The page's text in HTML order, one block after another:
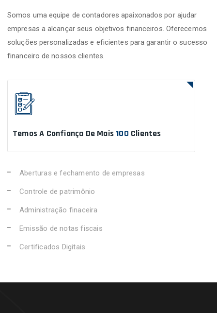
Somos uma equipe de contadores apaixonados por ajudar
empresas a alcançar seus objetivos financeiros. Oferecemos
soluções personalizadas e eficientes para garantir o sucesso
financeiro de nossos clientes.
Temos A Confiança De Mais 100 Clientes
Aberturas e fechamento de empresas
Controle de patrimônio
Administração finaceira
Emissão de notas fiscais
Certificados Digitais